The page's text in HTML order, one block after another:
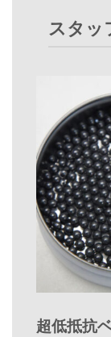
スタッ
超低抵抗